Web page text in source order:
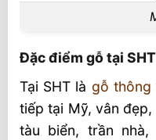
Đặc điểm gỗ tại SHT
Tại SHT là gỗ thông
tiếp tại Mỹ, vân
tàu biển, trần